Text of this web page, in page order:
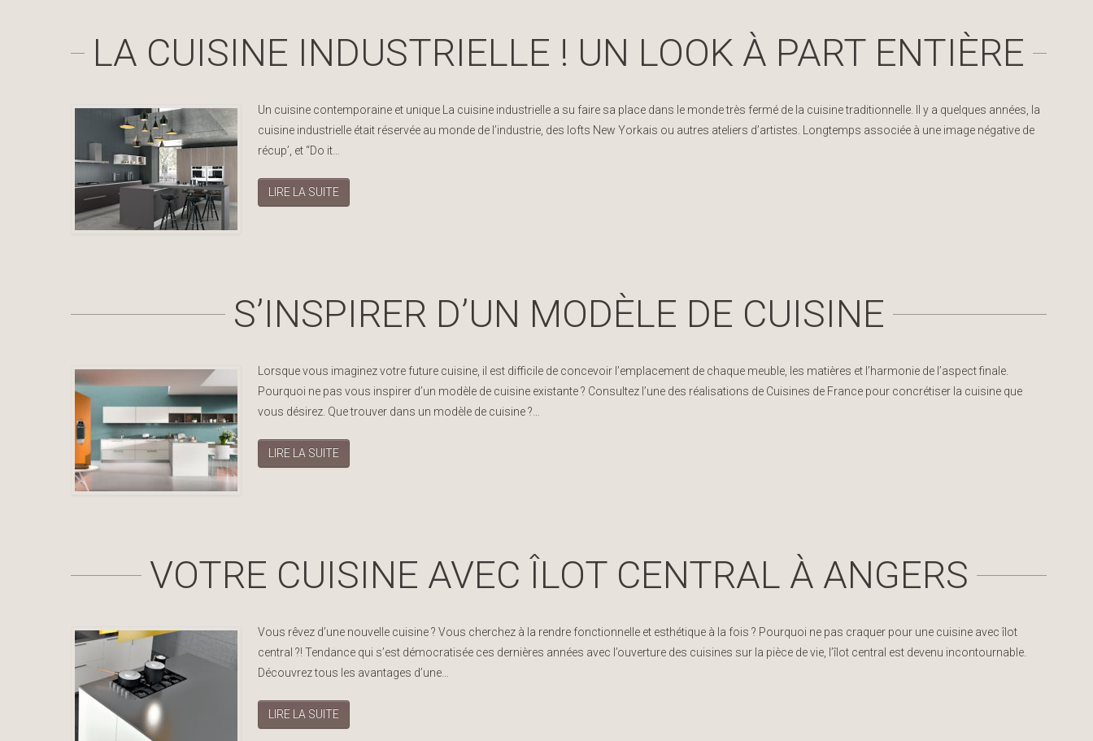
LA CUISINE INDUSTRIELLE ! UN LOOK À PART ENTIÈRE
Un cuisine contemporaine et unique La cuisine industrielle a su faire sa place dans le monde très fermé de la cuisine traditionnelle. Il y a quelques années, la
cuisine industrielle était réservée au monde de l’industrie, des lofts New Yorkais ou autres ateliers d’artistes. Longtemps associée à une image négative de
récup’, et “Do it…
LIRE LA SUITE
S’INSPIRER D’UN MODÈLE DE CUISINE
Lorsque vous imaginez votre future cuisine, il est difficile de concevoir l’emplacement de chaque meuble, les matières et l’harmonie de l’aspect finale.
Pourquoi ne pas vous inspirer d’un modèle de cuisine existante ? Consultez l’une des réalisations de Cuisines de France pour concrétiser la cuisine que
vous désirez. Que trouver dans un modèle de cuisine ?…
LIRE LA SUITE
VOTRE CUISINE AVEC ÎLOT CENTRAL À ANGERS
Vous rêvez d’une nouvelle cuisine ? Vous cherchez à la rendre fonctionnelle et esthétique à la fois ? Pourquoi ne pas craquer pour une cuisine avec îlot
central ?! Tendance qui s’est démocratisée ces dernières années avec l’ouverture des cuisines sur la pièce de vie, l’îlot central est devenu incontournable.
Découvrez tous les avantages d’une…
LIRE LA SUITE